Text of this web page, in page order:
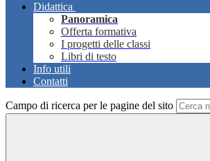
Didattica
Panoramica
Offerta formativa
I progetti delle classi
Libri di testo
Info utili
Contatti
Campo di ricerca per le pagine del sito